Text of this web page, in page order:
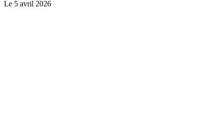
Le 5 avril 2026